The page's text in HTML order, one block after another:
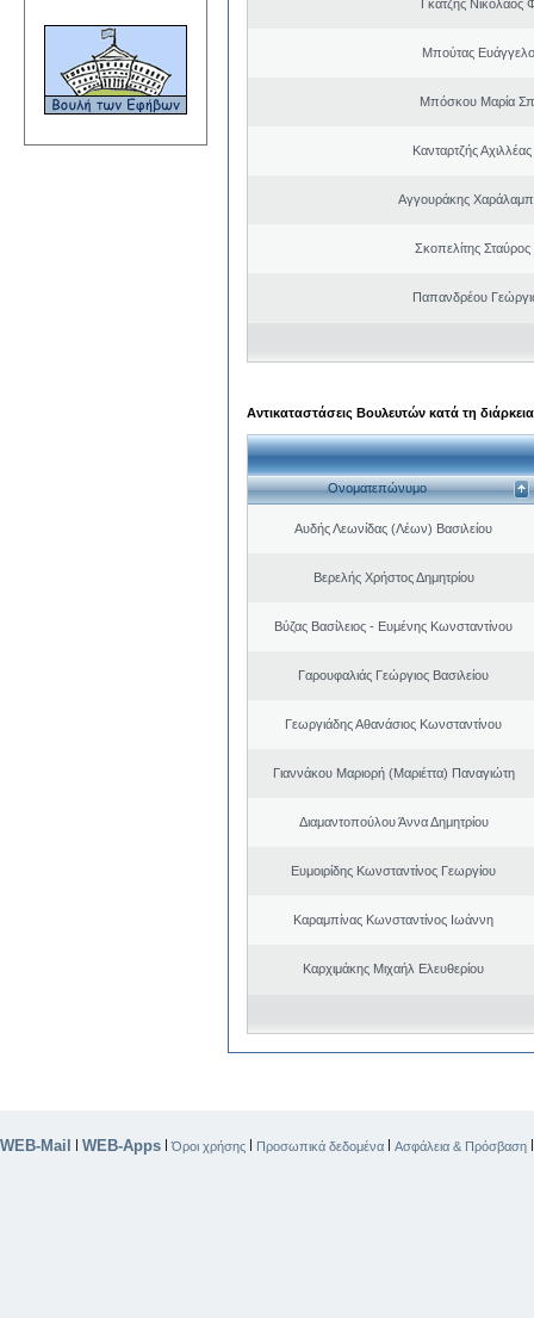
Γκατζής Νικόλαος
Μπούτας
Μπόσκου Μαρία
Κανταρτζής
Αγγουράκης
Σκοπελίτης
Παπανδρέου
Αντικαταστάσεις Βουλευτών κατά τη
Ονοματεπώνυμο
Αυδής Λεωνίδας (Λέων) Βασιλείου
Βερελής Χρήστος Δημητρίου
Βύζας Βασίλειος - Ευμένης Κωνσταντίνου
Γαρουφαλιάς Γεώργιος Βασιλείου
Γεωργιάδης Αθανάσιος Κωνσταντίνου
Γιαννάκου Μαριορή (Μαριέττα) Παναγιώτη
Διαμαντοπούλου Άννα Δημητρίου
Ευμοιρίδης Κωνσταντίνος Γεωργίου
Καραμπίνας Κωνσταντίνος Ιωάννη
Καρχιμάκης Μιχαήλ Ελευθερίου
WEB-Mail | WEB-Apps |Όροι χρήσης | Προσωπικά δεδομένα | Ασφάλεια & Πρόσβαση